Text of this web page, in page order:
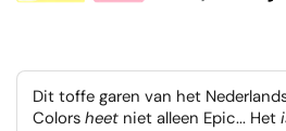
Dit toffe garen van het
Colors heet niet alleen Epic... Het